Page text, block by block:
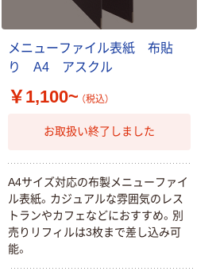
メニューファイル表紙 布貼
り A4 アスクル
￥1,100~ （税込）
お取扱い終了しました
A4サイズ対応の布製メニューファイ
ル表紙。カジュアルな雰囲気のレス
トランやカフェなどにおすすめ。別
売りリフィルは3枚まで差し込み可
能。